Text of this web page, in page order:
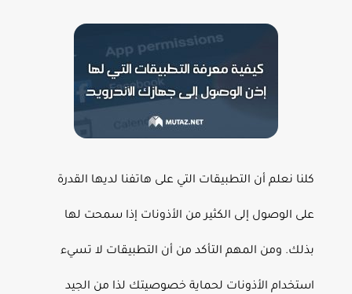
كلنا نعلم أن التطبيقات التي على هاتفنا لديها القدرة
على الوصول إلى الكثير من الأذونات إذا سمحت لها
بذلك. ومن المهم التأكد من أن التطبيقات لا تسيء
استخدام الأذونات لحماية خصوصيتك لذا من الجيد